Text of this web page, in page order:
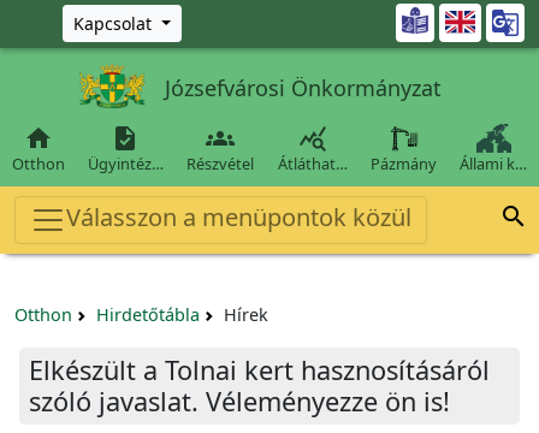
Ugrás a fő tartalomra
Kapcsolat 
Józsefvárosi Önkormányzat

Otthon

Ügyintéz…

Részvétel

Átláthat… Pázmány Állami k…
Válasszon a menüpontok közül 
Otthon Hirdetőtábla Hírek
Elkészült a Tolnai kert hasznosításáról
szóló javaslat. Véleményezze ön is!